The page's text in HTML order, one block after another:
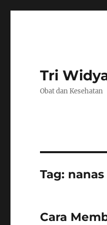
Tri
Obat dan Kesehatan
Tag: nanas
Cara